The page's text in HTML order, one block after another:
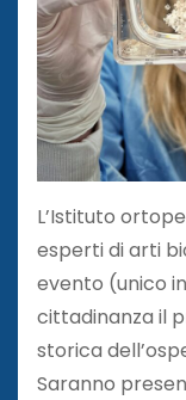
L’Istituto
esperti di arti
evento (unico
cittadinanza il
storica
Saranno